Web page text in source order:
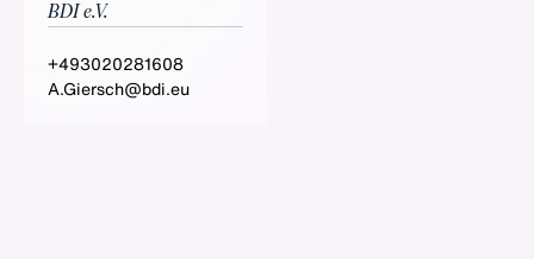
BDI e.V.
+493020281608
A.Giersch@bdi.eu